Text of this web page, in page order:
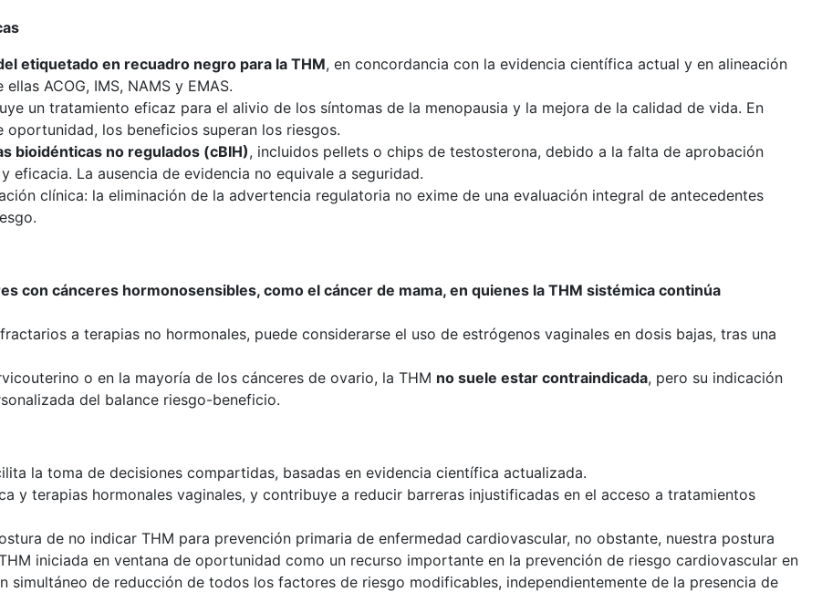
etiquetado en recuadro negro para la THM, en concordancia con la evidencia científica actual y en alineación
ACOG, IMS, NAMS y EMAS.
un tratamiento eficaz para el alivio de los síntomas de la menopausia y la mejora de la calidad de vida. En
oportunidad, los beneficios superan los riesgos.
bioidénticas no regulados (cBIH), incluidos pellets o chips de testosterona, debido a la falta de aprobación
La ausencia de evidencia no equivale a seguridad.
clínica: la eliminación de la advertencia regulatoria no exime de una evaluación integral de antecedentes
con cánceres hormonosensibles, como el cáncer de mama, en quienes la THM sistémica continúa
a terapias no hormonales, puede considerarse el uso de estrógenos vaginales en dosis bajas, tras una
o en la mayoría de los cánceres de ovario, la THM no suele estar contraindicada, pero su indicación
del balance riesgo-beneficio.
la toma de decisiones compartidas, basadas en evidencia científica actualizada.
y terapias hormonales vaginales, y contribuye a reducir barreras injustificadas en el acceso a tratamientos
de no indicar THM para prevención primaria de enfermedad cardiovascular, no obstante, nuestra postura
iniciada en ventana de oportunidad como un recurso importante en la prevención de riesgo cardiovascular en
de reducción de todos los factores de riesgo modificables, independientemente de la presencia de